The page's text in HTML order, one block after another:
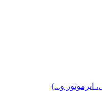
ایرموتور و...)